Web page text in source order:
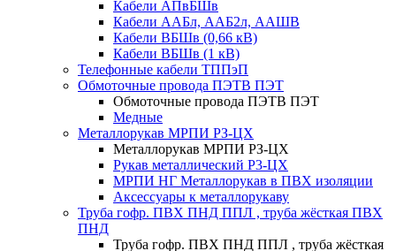
Кабели АПвБШв
Кабели ААБл, ААБ2л, ААШВ
Кабели ВБШв (0,66 кВ)
Кабели ВБШв (1 кВ)
Телефонные кабели ТППэП
Обмоточные провода ПЭТВ ПЭТ
Обмоточные провода ПЭТВ ПЭТ
Медные
Металлорукав МРПИ РЗ-ЦХ
Металлорукав МРПИ РЗ-ЦХ
Рукав металлический Р3-ЦХ
МРПИ НГ Металлорукав в ПВХ изоляции
Аксессуары к металлорукаву
Труба гофр. ПВХ ПНД ППЛ , труба жёсткая ПВХ
ПНД
Труба гофр. ПВХ ПНД ППЛ , труба жёсткая